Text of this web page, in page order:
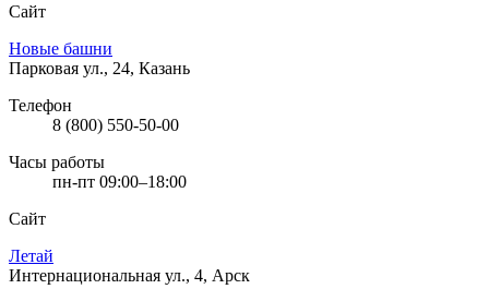
Сайт
Новые башни
Парковая ул., 24, Казань
Телефон
8 (800) 550-50-00
Часы работы
пн-пт 09:00–18:00
Сайт
Летай
Интернациональная ул., 4, Арск